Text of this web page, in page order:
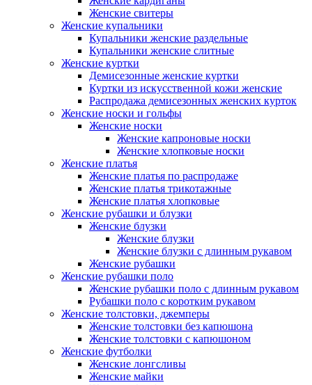
Женские свитеры
Женские купальники
Купальники женские раздельные
Купальники женские слитные
Женские куртки
Демисезонные женские куртки
Куртки из искусственной кожи женские
Распродажа демисезонных женских курток
Женские носки и гольфы
Женские носки
Женские капроновые носки
Женские хлопковые носки
Женские платья
Женские платья по распродаже
Женские платья трикотажные
Женские платья хлопковые
Женские рубашки и блузки
Женские блузки
Женские блузки
Женские блузки с длинным рукавом
Женские рубашки
Женские рубашки поло
Женские рубашки поло с длинным рукавом
Рубашки поло с коротким рукавом
Женские толстовки, джемперы
Женские толстовки без капюшона
Женские толстовки с капюшоном
Женские футболки
Женские лонгсливы
Женские майки